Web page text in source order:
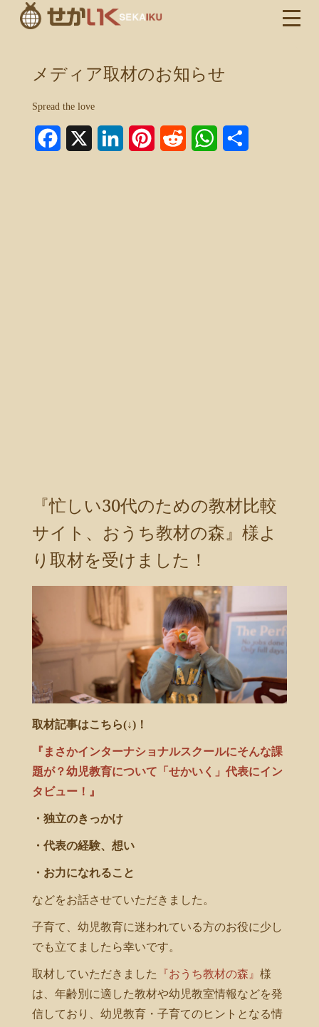
メディア取材のお知らせ
Spread the love
Facebook LinkedInPinterest Reddit WhatsApp
『忙しい30代のための教材比較
サイト、おうち教材の森』様よ
り取材を受けました！
取材記事はこちら(↓) ！
『まさかインターナショナルスクールにそんな課
題が？幼児教育について「せかいく」代表にイン
タビュー！』
・独立のきっかけ
・代表の経験、想い
・お力になれること
などをお話させていただきました。
子育て、幼児教育に迷われている方のお役に少し
でも立てましたら幸いです。
取材していただきました 『おうち教材の森』 様
は、年齢別に適した教材や幼児教室情報などを発
信しており、幼児教育・子育てのヒントとなる情